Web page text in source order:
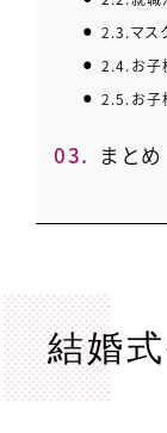
2.3.マス
2.4.お子
2.5.お子
3. まとめ
結婚